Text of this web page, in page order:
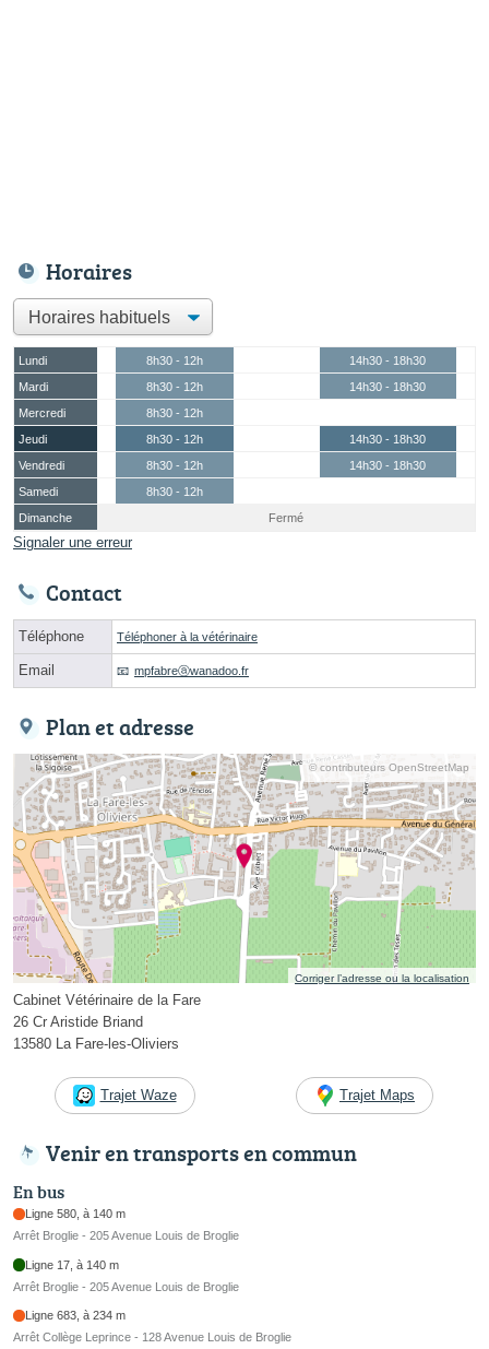
Horaires
Lundi 8h30 - 12h
14h30 - 18h30
Mardi
8h30 - 12h
14h30 - 18h30
Mercredi
8h30 - 12h
Jeudi
8h30 - 12h
14h30 - 18h30
Vendredi
8h30 - 12h
14h30 - 18h30
Samedi
8h30 - 12h
Dimanche
Fermé
Signaler une erreur
Contact
Téléphone Téléphoner à la vétérinaire
Email mpfabreⓐwanadoo.fr
Plan et adresse
© contributeurs OpenStreetMap
Corriger l’adresse ou la localisation
Cabinet Vétérinaire de la Fare
26 Cr Aristide Briand
13580 La Fare-les-Oliviers
Trajet Waze Trajet Maps
Venir en transports en commun
En bus
Ligne 580, à 140 m
Arrêt Broglie - 205 Avenue Louis de Broglie
Ligne 17, à 140 m
Arrêt Broglie - 205 Avenue Louis de Broglie
Ligne 683, à 234 m
Arrêt Collège Leprince - 128 Avenue Louis de Broglie